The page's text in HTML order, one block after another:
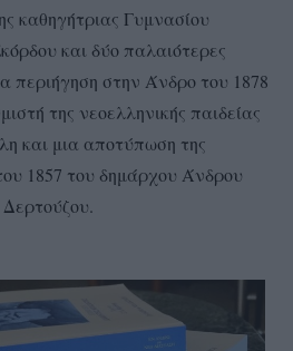
καθηγήτριας Γυμνασίου
και δύο παλαιότερες
περιήγηση στην Άνδρο του 1878
της νεοελληνικής παιδείας
και μια αποτύπωση της
1857 του δημάρχου Άνδρου